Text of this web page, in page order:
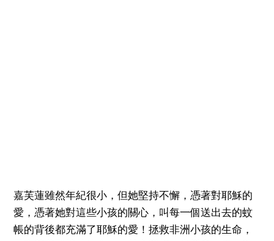
嘉芙蓮雖然年紀很小，但她堅持不懈，憑著對耶穌的
愛，憑著她對這些小孩的關心，叫每一個送出去的蚊
帳的背後都充滿了耶穌的愛！拯救非洲小孩的生命，